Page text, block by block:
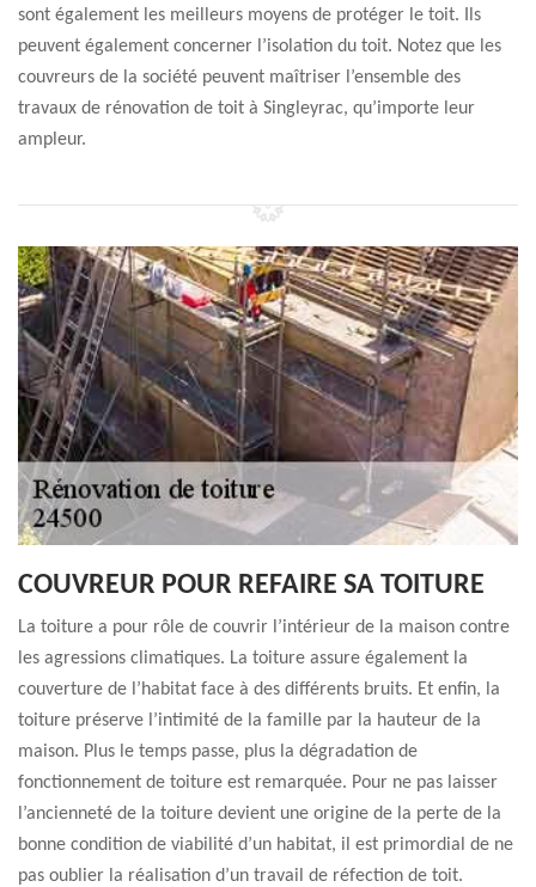
sont également les meilleurs moyens de protéger le toit. Ils
peuvent également concerner l’isolation du toit. Notez que les
couvreurs de la société peuvent maîtriser l’ensemble des
travaux de rénovation de toit à Singleyrac, qu’importe leur
ampleur.
COUVREUR POUR REFAIRE SA TOITURE
La toiture a pour rôle de couvrir l’intérieur de la maison contre
les agressions climatiques. La toiture assure également la
couverture de l’habitat face à des différents bruits. Et enfin, la
toiture préserve l’intimité de la famille par la hauteur de la
maison. Plus le temps passe, plus la dégradation de
fonctionnement de toiture est remarquée. Pour ne pas laisser
l’ancienneté de la toiture devient une origine de la perte de la
bonne condition de viabilité d’un habitat, il est primordial de ne
pas oublier la réalisation d’un travail de réfection de toit.